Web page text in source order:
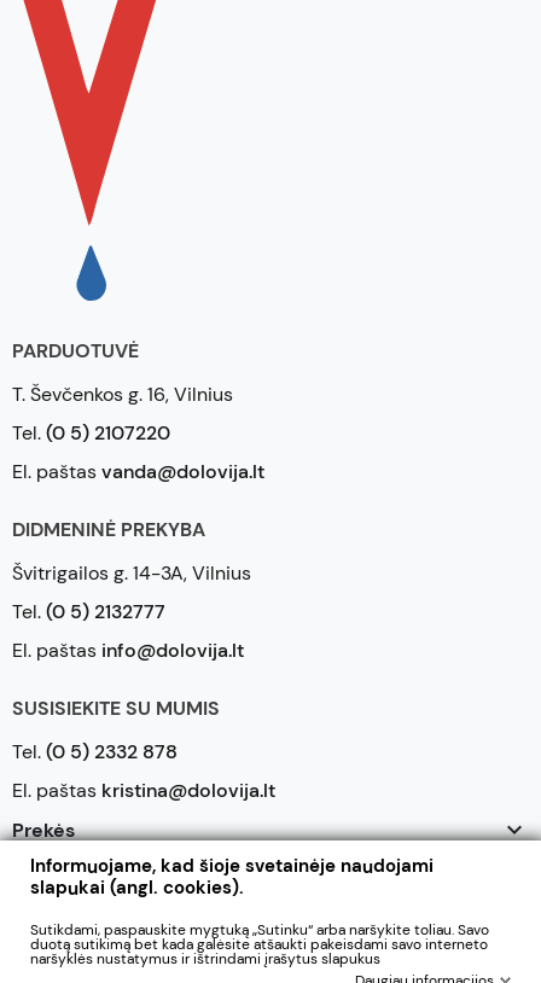
PARDUOTUVĖ
T. Ševčenkos g. 16, Vilnius
Tel.(0 5) 2107220
El. paštasvanda@dolovija.lt
DIDMENINĖ PREKYBA
Švitrigailos g. 14-3A, Vilnius
Tel.(0 5) 2132777
El. paštas info@dolovija.lt
SUSISIEKITE SU MUMIS
Tel.(0 5) 2332 878
El. paštas kristina@dolovija.lt
Prekės

Mūsų įmonė
Jūsų paskyra
Informuojame, kad šioje svetainėje naudojami
slapukai (angl. cookies).
Sutikdami, paspauskite mygtuką „Sutinku“ arba naršykite toliau. Savo
duotą sutikimą bet kada galėsite atšaukti pakeisdami savo interneto
naršyklės nustatymus ir ištrindami įrašytus slapukus